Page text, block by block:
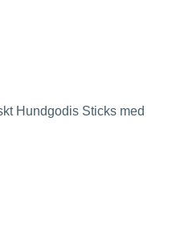
Hundgodis Sticks med